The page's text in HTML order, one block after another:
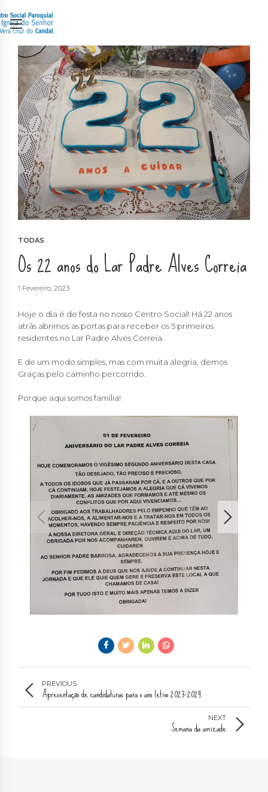
TODAS
Os 22 anos do Lar Padre Alves Correia
1 Fevereiro, 2023
Hoje o dia é de festa no nosso Centro Social! Há 22 anos
atrás abrimos as portas para receber os 5 primeiros
residentes no Lar Padre Alves Correia.
E de um modo simples, mas com muita alegria, demos
Graças pelo caminho percorrido.
Porque aqui somos família!
PREVIOUS
Apresentação de candidaturas para o ano letivo 2023-2024
NEXT
Semana da amizade